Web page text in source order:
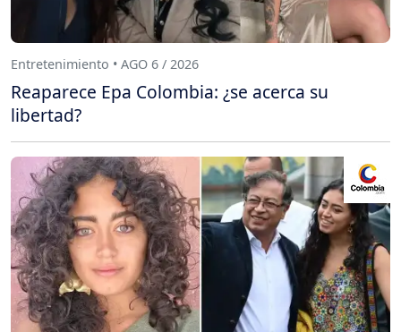
Entretenimiento • AGO 6 / 2026
Reaparece Epa Colombia: ¿se acerca su
libertad?